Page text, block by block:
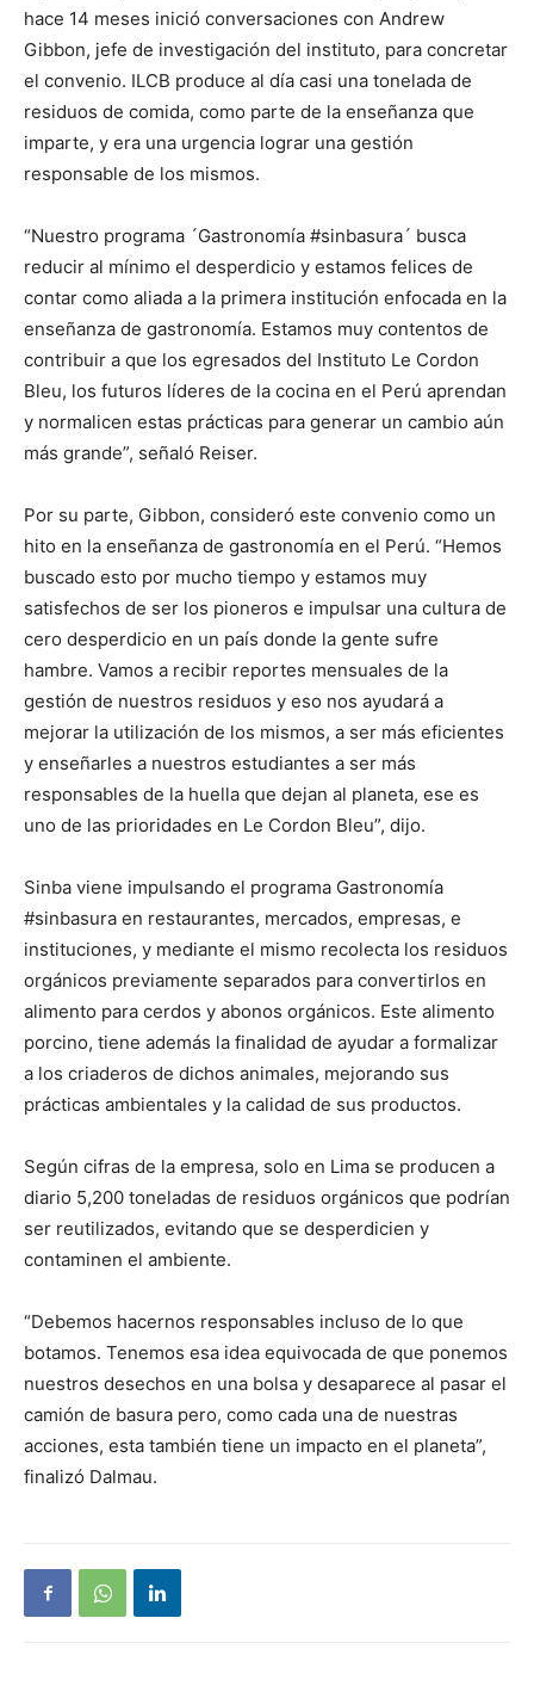
hace 14 meses inició conversaciones con Andrew
Gibbon, jefe de investigación del instituto, para concretar
el convenio. ILCB produce al día casi una tonelada de
residuos de comida, como parte de la enseñanza que
imparte, y era una urgencia lograr una gestión
responsable de los mismos.
“Nuestro programa ´Gastronomía #sinbasura´ busca
reducir al mínimo el desperdicio y estamos felices de
contar como aliada a la primera institución enfocada en la
enseñanza de gastronomía. Estamos muy contentos de
contribuir a que los egresados del Instituto Le Cordon
Bleu, los futuros líderes de la cocina en el Perú aprendan
y normalicen estas prácticas para generar un cambio aún
más grande”, señaló Reiser.
Por su parte, Gibbon, consideró este convenio como un
hito en la enseñanza de gastronomía en el Perú. “Hemos
buscado esto por mucho tiempo y estamos muy
satisfechos de ser los pioneros e impulsar una cultura de
cero desperdicio en un país donde la gente sufre
hambre. Vamos a recibir reportes mensuales de la
gestión de nuestros residuos y eso nos ayudará a
mejorar la utilización de los mismos, a ser más eficientes
y enseñarles a nuestros estudiantes a ser más
responsables de la huella que dejan al planeta, ese es
uno de las prioridades en Le Cordon Bleu”, dijo.
Sinba viene impulsando el programa Gastronomía
#sinbasura en restaurantes, mercados, empresas, e
instituciones, y mediante el mismo recolecta los residuos
orgánicos previamente separados para convertirlos en
alimento para cerdos y abonos orgánicos. Este alimento
porcino, tiene además la finalidad de ayudar a formalizar
a los criaderos de dichos animales, mejorando sus
prácticas ambientales y la calidad de sus productos.
Según cifras de la empresa, solo en Lima se producen a
diario 5,200 toneladas de residuos orgánicos que podrían
ser reutilizados, evitando que se desperdicien y
contaminen el ambiente.
“Debemos hacernos responsables incluso de lo que
botamos. Tenemos esa idea equivocada de que ponemos
nuestros desechos en una bolsa y desaparece al pasar el
camión de basura pero, como cada una de nuestras
acciones, esta también tiene un impacto en el planeta”,
finalizó Dalmau.